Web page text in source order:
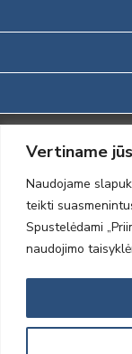
Vertiname
Naudojame
teikti
Spustelėdami
naudojimo
Portalas sukurtas
ekonominės erdvės
finansuojamą
„LOD visuomeninės
formavimas
(paprojekčio
įgyvendinimo
2012 © Lietuvos